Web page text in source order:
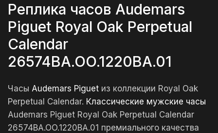
Реплика часов Audemars
Piguet Royal Oak Perpetual
Calendar
26574BA.OO.1220BA.01
Часы Audemars Piguet из коллекции Royal Oak
Perpetual Calendar. Классические мужские часы
Audemars Piguet Royal Oak Perpetual Calendar
26574BA.OO.1220BA.01 премиального качества